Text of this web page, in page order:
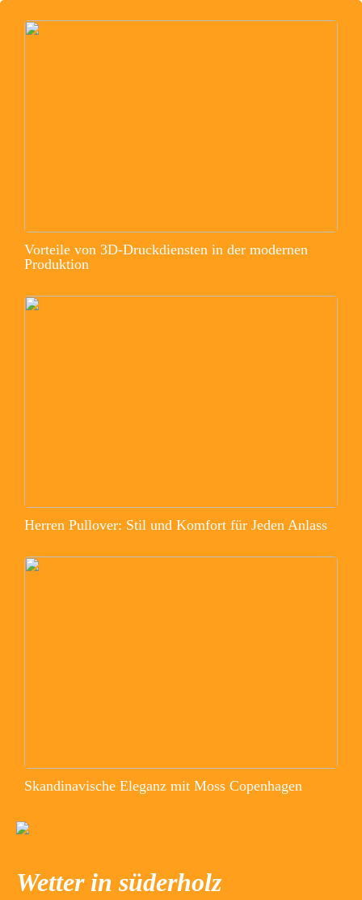
Vorteile von 3D-Druckdiensten in der modernen
Produktion
Herren Pullover: Stil und Komfort für Jeden Anlass
Skandinavische Eleganz mit Moss Copenhagen
Wetter in süderholz